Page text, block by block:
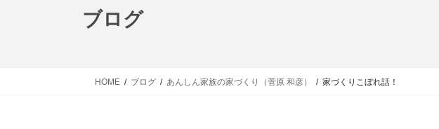
ブログ
HOME ブログ あんしん家族の家づくり（菅原 和彦） 家づくりこぼれ話！